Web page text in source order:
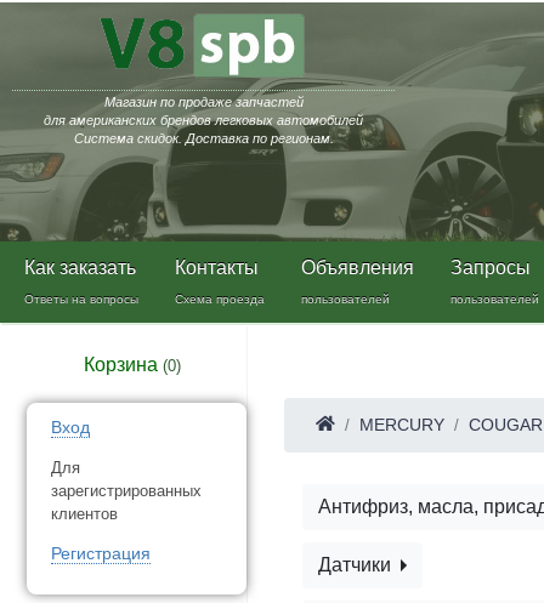
Магазин по продаже запчастей
для американских брендов легковых автомобилей
Система скидок. Доставка по регионам.
Как заказать
Ответы на вопросы
Контакты
Схема проезда
Объявления
пользователей
Запросы
пользователей
Корзина (0)
Вход
Для
зарегистрированных
клиентов
Регистрация
MERCURY COUGAR
Антифриз, масла,
Датчики